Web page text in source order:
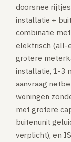
doorsnee
installatie +
combinatie
elektrisch (all-
grotere
installatie, 1-3
aanvraag
woningen
met grotere
buitenunit
verplicht), en